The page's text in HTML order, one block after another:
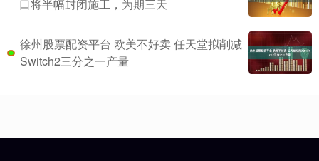
口将半幅封闭施工，为期三天
徐州股票配资平台 欧美不好卖 任天堂拟削减
Switch2三分之一产量